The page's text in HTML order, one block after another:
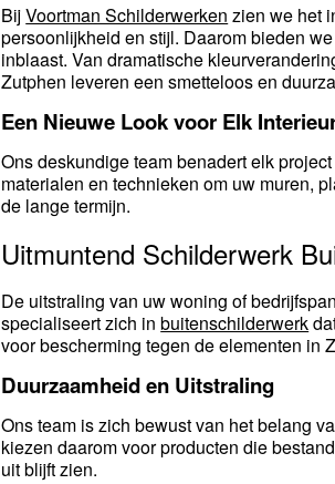
BijVoortman Schilderwerken zien we het
persoonlijkheid en stijl. Daarom bieden
inblaast. Van dramatische
Zutphen leveren een smetteloos en
Een Nieuwe Look voor Elk
Ons deskundige team benadert elk
materialen en technieken om uw muren,
de lange termijn.
Uitmuntend Schilderwerk
De uitstraling van uw woning of
specialiseert zich inbuitenschilderwerk
voor bescherming tegen de elementen in
Duurzaamheid en Uitstraling
Ons team is zich bewust van het belang
kiezen daarom voor producten die
uit blijft zien.